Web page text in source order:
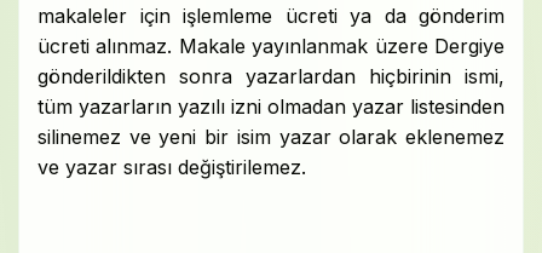
makaleler için işlemleme ücreti ya da gönderim
ücreti alınmaz. Makale yayınlanmak üzere Dergiye
gönderildikten sonra yazarlardan hiçbirinin ismi,
tüm yazarların yazılı izni olmadan yazar listesinden
silinemez ve yeni bir isim yazar olarak eklenemez
ve yazar sırası değiştirilemez.